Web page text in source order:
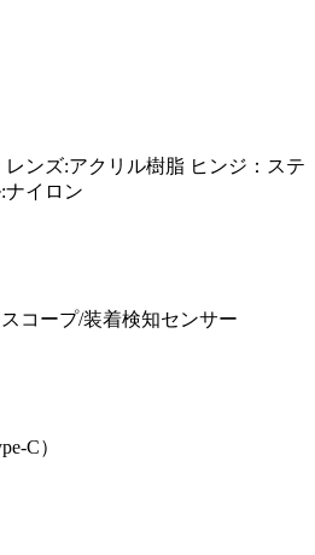
ンズ:アクリル樹脂 ヒンジ：ステ
ナイロン
コープ/装着検知センサー
C）